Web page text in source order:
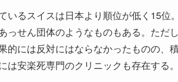
いるスイスは日本より順位が低く15位
っせん団体のようなものもある。ただ
的には反対にはならなかったものの、
は安楽死専門のクリニックも存在する。